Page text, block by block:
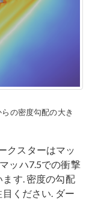
の密度勾配の大き
クスターはマッ
ッハ7.5での衝撃
す. 密度の勾配
ください. ダー